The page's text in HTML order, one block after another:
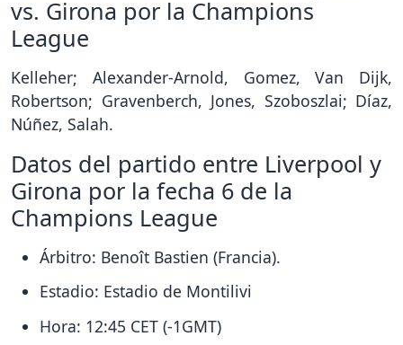
vs. Girona por la Champions
League
Kelleher; Alexander-Arnold, Gomez, Van Dijk,
Robertson; Gravenberch, Jones, Szoboszlai; Díaz,
Núñez, Salah.
Datos del partido entre Liverpool y
Girona por la fecha 6 de la
Champions League
Árbitro: Benoît Bastien (Francia).
Estadio: Estadio de Montilivi
Hora: 12:45 CET (-1GMT)